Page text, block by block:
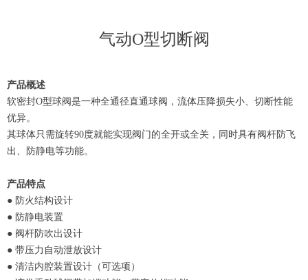
气动O型切断阀
产品概述
软密封O型球阀是一种全通径直通球阀，流体压降损失小、切断性能
优异。
其球体只需旋转90度就能实现阀门的全开或全关，同时具有阀杆防飞
出、防静电等功能。
产品特点
● 防火结构设计
● 防静电装置
● 阀杆防吹出设计
● 带压力自动泄放设计
● 清洁内腔装置设计（可选项）